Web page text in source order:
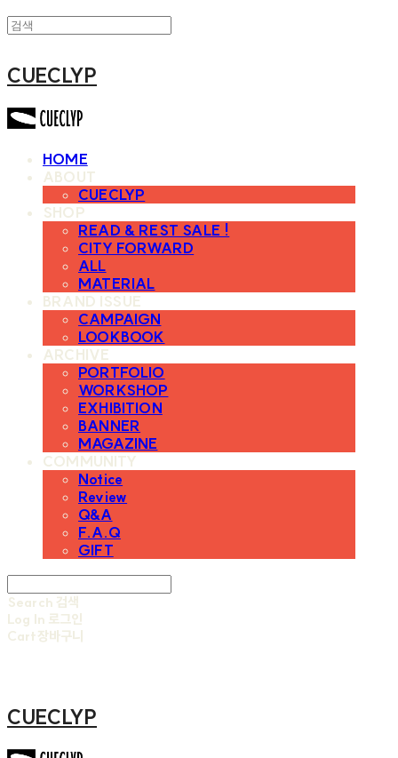
CUECLYP
HOME
ABOUT
CUECLYP
SHOP
READ & REST SALE !
CITY FORWARD
ALL
MATERIAL
BRAND ISSUE
CAMPAIGN
LOOKBOOK
ARCHIVE
PORTFOLIO
WORKSHOP
EXHIBITION
BANNER
MAGAZINE
COMMUNITY
Notice
Review
Q&A
F.A.Q
GIFT
Search 검색
Log In 로그인
Cart장바구니
CUECLYP